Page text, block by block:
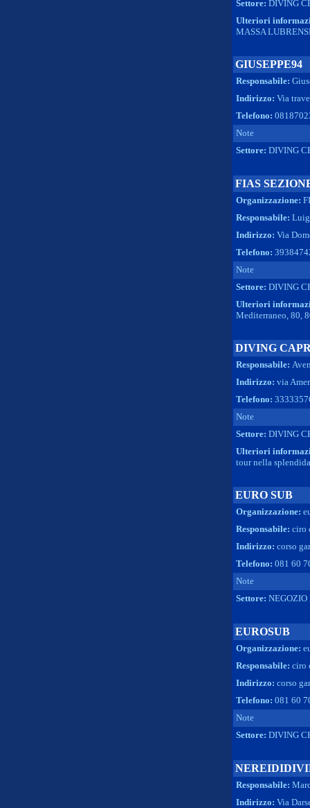
Settore: DIVING
Ulteriori
MASSA
GIUSEPPE94
Responsabile:
Indirizzo: Via
Telefono:
Note
Settore: DIVING
FIAS
Organizzazione:
Responsabile:
Indirizzo: Via
Telefono:
Note
Settore: DIVING
Ulteriori
Mediterraneo, 80,
DIVING
Responsabile:
Indirizzo: via
Telefono:
Note
Settore: DIVING
Ulteriori
tour nella
EURO SUB
Organizzazione:
Responsabile: ciro
Indirizzo: corso
Telefono: 081 60
Note
Settore: NEGOZIO
EUROSUB
Organizzazione:
Responsabile: ciro
Indirizzo: corso
Telefono: 081 60
Note
Settore: DIVING
Responsabile:
Indirizzo: Via